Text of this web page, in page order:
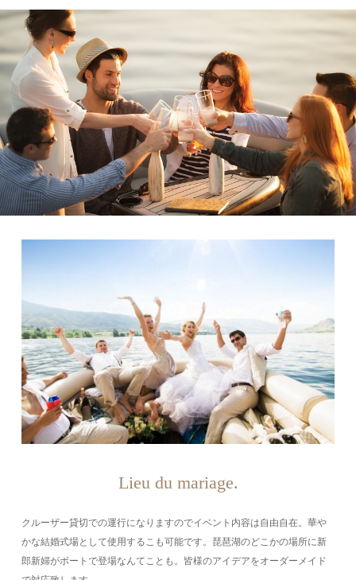
Lieu du mariage.
クルーザー貸切での運行になりますのでイベント内容は自由自在。華や
かな結婚式場として使用するこも可能です。琵琶湖のどこかの場所に新
郎新婦がボートで登場なんてことも。皆様のアイデアをオーダーメイド